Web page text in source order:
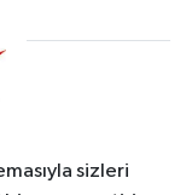
sizleri